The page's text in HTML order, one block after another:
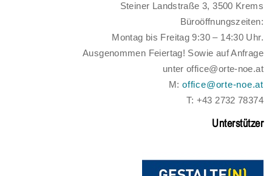
Steiner Landstraße 3, 3500 Krems
Büroöffnungszeiten:
Montag bis Freitag 9:30 – 14:30 Uhr.
Ausgenommen Feiertag! Sowie auf Anfrage
unter office@orte-noe.at
M:office@orte-noe.at
T: +43 2732 78374
Unterstützer